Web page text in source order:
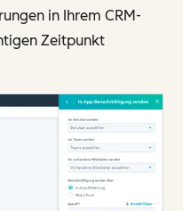
in Ihrem CRM-
Zeitpunkt